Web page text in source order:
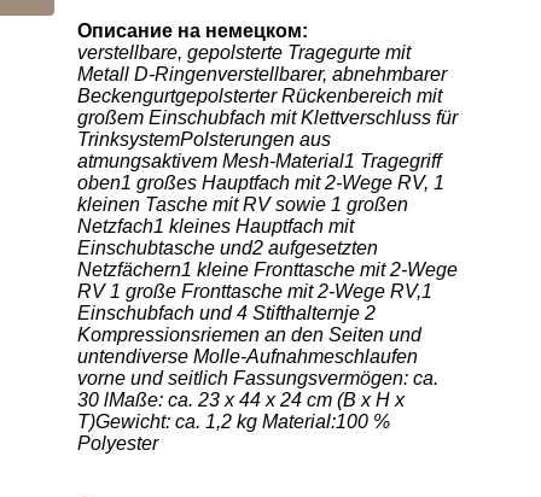
Описание на немецком:
verstellbare, gepolsterte Tragegurte mit
Metall D-Ringenverstellbarer, abnehmbarer
Beckengurtgepolsterter Rückenbereich mit
großem Einschubfach mit Klettverschluss für
TrinksystemPolsterungen aus
atmungsaktivem Mesh-Material1 Tragegriff
oben1 großes Hauptfach mit 2-Wege RV, 1
kleinen Tasche mit RV sowie 1 großen
Netzfach1 kleines Hauptfach mit
Einschubtasche und2 aufgesetzten
Netzfächern1 kleine Fronttasche mit 2-Wege
RV 1 große Fronttasche mit 2-Wege RV,1
Einschubfach und 4 Stifthalternje 2
Kompressionsriemen an den Seiten und
untendiverse Molle-Aufnahmeschlaufen
vorne und seitlich Fassungsvermögen: ca.
30 lMaße: ca. 23 x 44 x 24 cm (B x H x
T)Gewicht: ca. 1,2 kg Material:100 %
Polyester